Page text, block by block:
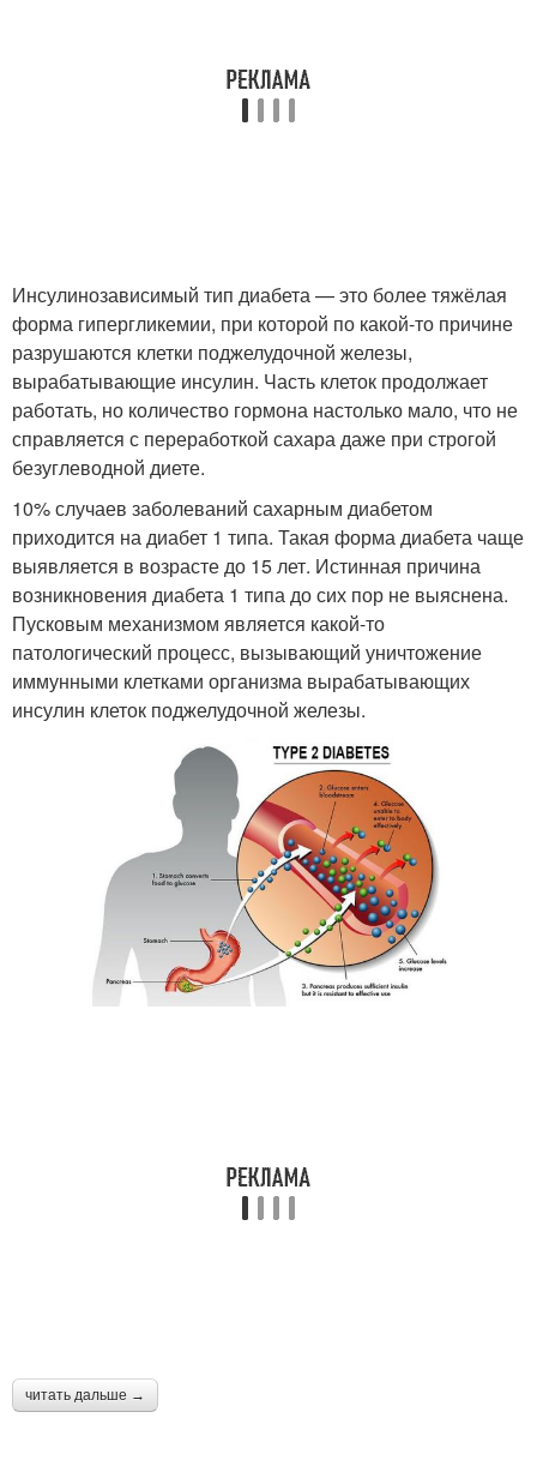
Инсулинозависимый тип диабета — это более тяжёлая
форма гипергликемии, при которой по какой-то причине
разрушаются клетки поджелудочной железы,
вырабатывающие инсулин. Часть клеток продолжает
работать, но количество гормона настолько мало, что не
справляется с переработкой сахара даже при строгой
безуглеводной диете.
10% случаев заболеваний сахарным диабетом
приходится на диабет 1 типа. Такая форма диабета чаще
выявляется в возрасте до 15 лет. Истинная причина
возникновения диабета 1 типа до сих пор не выяснена.
Пусковым механизмом является какой-то
патологический процесс, вызывающий уничтожение
иммунными клетками организма вырабатывающих
инсулин клеток поджелудочной железы.
читать дальше →